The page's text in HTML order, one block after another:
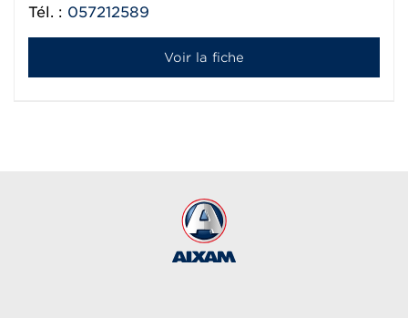
Tél. : 057212589
Voir la fiche